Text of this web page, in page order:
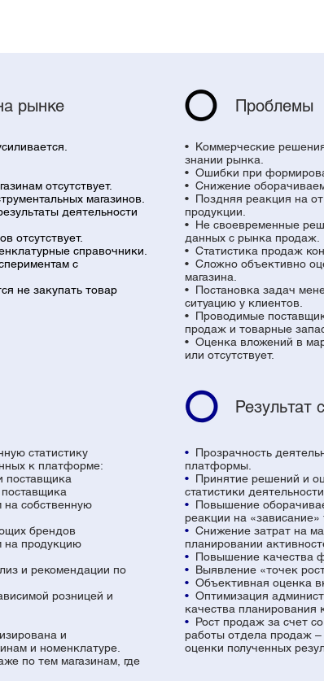
рынке
отсутствует.
магазинов.
деятельности
отсутствует.
справочники.
с
не закупать товар
Проблемы
• Коммерческие
знании рынка.
• Ошибки при
• Снижение
• Поздняя реакция на
продукции.
• Не своевременные
данных с рынка продаж.
• Статистика продаж
• Сложно объективно
магазина.
• Постановка задач
ситуацию у клиентов.
• Проводимые
продаж и товарные
• Оценка вложений в
или отсутствует.
статистику
к платформе:
поставщика
собственную
брендов
на продукцию
и рекомендации по
розницей и
и
и номенклатуре.
по тем магазинам, где
Результат
• Прозрачность
платформы.
• Принятие решений и
статистики
• Повышение
реакции на «зависание»
• Снижение затрат на
планировании
• Повышение качества
• Выявление «точек
• Объективная оценка
• Оптимизация
качества планирования
• Рост продаж за счет
работы отдела продаж –
оценки полученных